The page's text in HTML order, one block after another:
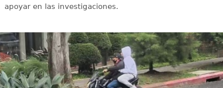
apoyar en las investigaciones.